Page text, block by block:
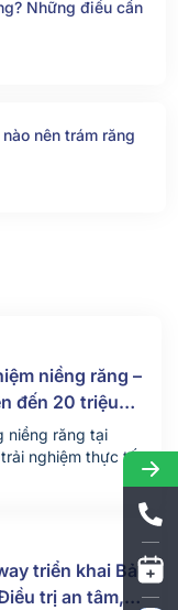
Những điều cần
nên trám răng
niềng răng –
đến 20 triệu
niềng răng tại
nghiệm thực tế
nhiều người tự tin
định thay đổi nụ
từ chính khách
phối hợp
triển khai […]
triển khai Bảo
trị an tâm,